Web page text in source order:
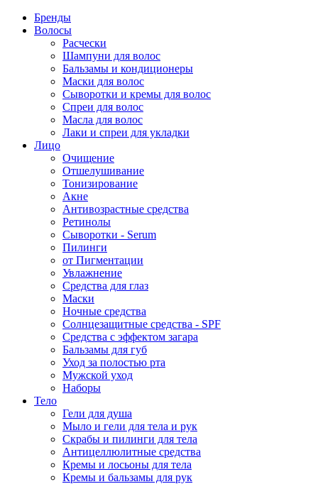
Бренды
Волосы
Расчески
Шампуни для волос
Бальзамы и кондиционеры
Маски для волос
Сыворотки и кремы для волос
Спреи для волос
Масла для волос
Лаки и спреи для укладки
Лицо
Очищение
Отшелушивание
Тонизирование
Акне
Антивозрастные средства
Ретинолы
Сыворотки - Serum
Пилинги
от Пигментации
Увлажнение
Средства для глаз
Маски
Ночные средства
Солнцезащитные средства - SPF
Средства c эффектом загара
Бальзамы для губ
Уход за полостью рта
Мужской уход
Наборы
Тело
Гели для душа
Мыло и гели для тела и рук
Скрабы и пилинги для тела
Антицеллюлитные средства
Кремы и лосьоны для тела
Кремы и бальзамы для рук